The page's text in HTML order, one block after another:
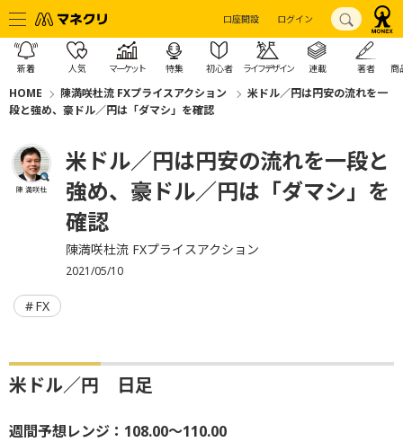
口座開設 ログイン
新着 人気 マーケット 特集 初心者 ライフデザイン 連載 著者 商
HOME 陳満咲杜流 FXプライスアクション
米ドル／円は円安の流れを一
段と強め、豪ドル／円は「ダマシ」を確認
陳 満咲杜
米ドル／円は円安の流れを一段と
強め、豪ドル／円は「ダマシ」を
確認
陳満咲杜流 FXプライスアクション
2021/05/10
FX
米ドル／円 日足
週間予想レンジ：108.00～110.00